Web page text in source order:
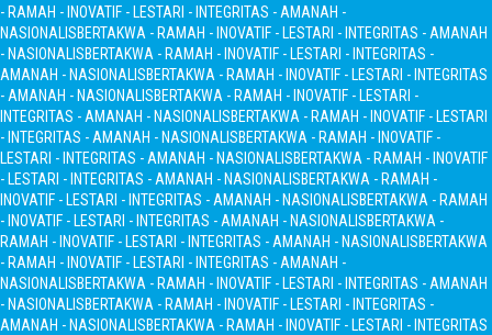
- RAMAH - INOVATIF - LESTARI - INTEGRITAS - AMANAH -
NASIONALISBERTAKWA - RAMAH - INOVATIF - LESTARI - INTEGRITAS - AMANAH
- NASIONALISBERTAKWA - RAMAH - INOVATIF - LESTARI - INTEGRITAS -
AMANAH - NASIONALISBERTAKWA - RAMAH - INOVATIF - LESTARI - INTEGRITAS
- AMANAH - NASIONALISBERTAKWA - RAMAH - INOVATIF - LESTARI -
INTEGRITAS - AMANAH - NASIONALISBERTAKWA - RAMAH - INOVATIF - LESTARI
- INTEGRITAS - AMANAH - NASIONALISBERTAKWA - RAMAH - INOVATIF -
LESTARI - INTEGRITAS - AMANAH - NASIONALISBERTAKWA - RAMAH - INOVATIF
- LESTARI - INTEGRITAS - AMANAH - NASIONALISBERTAKWA - RAMAH -
INOVATIF - LESTARI - INTEGRITAS - AMANAH - NASIONALISBERTAKWA - RAMAH
- INOVATIF - LESTARI - INTEGRITAS - AMANAH - NASIONALISBERTAKWA -
RAMAH - INOVATIF - LESTARI - INTEGRITAS - AMANAH - NASIONALISBERTAKWA
- RAMAH - INOVATIF - LESTARI - INTEGRITAS - AMANAH -
NASIONALISBERTAKWA - RAMAH - INOVATIF - LESTARI - INTEGRITAS - AMANAH
- NASIONALISBERTAKWA - RAMAH - INOVATIF - LESTARI - INTEGRITAS -
AMANAH - NASIONALISBERTAKWA - RAMAH - INOVATIF - LESTARI - INTEGRITAS